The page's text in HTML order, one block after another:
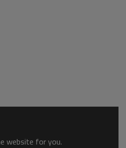
website for you.